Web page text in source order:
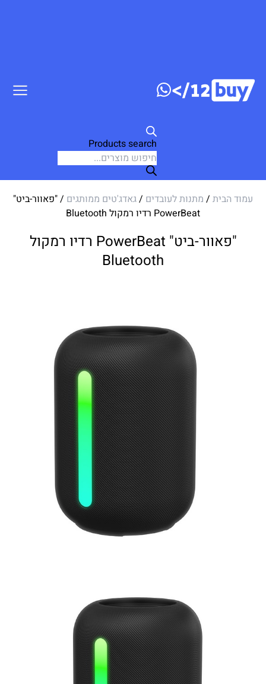
Products search
עמוד הבית/מתנות לעובדים/ גאדג'טים ממותגים/ "פאוור-ביט"
PowerBeat רדיו רמקול Bluetooth
"פאוור-ביט" PowerBeat רדיו רמקול
Bluetooth